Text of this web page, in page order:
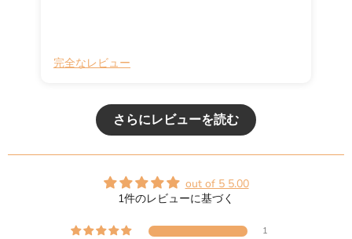
完全なレビュー
さらにレビューを読む
out of 5 5.00
1件のレビューに基づく
1